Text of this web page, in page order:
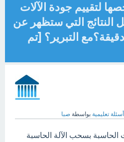
لتقييم جودة الآلات
النتائج التي ستظهر عن
التبرير؟ [تم
أسئلة تعليمية بواسطة صبا
الحاسبة بسحب الآلة الحاسبة